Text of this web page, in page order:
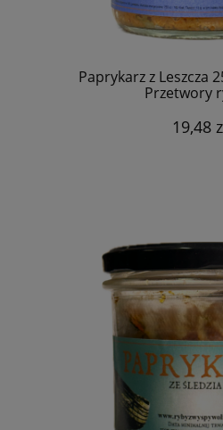
Paprykarz z Leszcza
Przetwory
19,48